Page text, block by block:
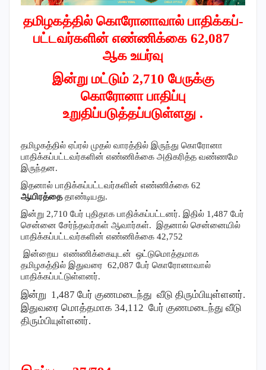
தமிழகத்தில் கொரோனாவால் பாதிக்கப்-
பட்டவர்களின் எண்ணிக்கை 62,087
ஆக உயர்வு
இன்று மட்டும் 2,710 பேருக்கு
கொரோனா பாதிப்பு
உறுதிப்படுத்தப்படுள்ளது .
தமிழகத்தில் ஏப்ரல் முதல் வாரத்தில் இருந்து கொரோனா
பாதிக்கப்பட்டவர்களின் எண்ணிக்கை அதிகரித்த வண்ணமே
இருந்தன.
இதனால் பாதிக்கப்பட்டவர்களின் எண்ணிக்கை 62
ஆயிரத்தைதாண்டியது.
இன்று 2,710 பேர் புதிதாக பாதிக்கப்பட்டனர். இதில் 1,487 பேர்
சென்னை சேர்ந்தவர்கள் ஆவார்கள். இதனால் சென்னையில்
பாதிக்கப்பட்டவர்களின் எண்ணிக்கை 42,752
இன்றைய எண்ணிக்கையுடன் ஒட்டுமொத்தமாக
தமிழகத்தில் இதுவரை 62,087 பேர் கொரோனாவால்
பாதிக்கப்பட்டுள்ளனர்.
இன்று 1,487 பேர் குணமடைந்து வீடு திரும்பியுள்ளனர்.
இதுவரை மொத்தமாக 34,112 பேர் குணமடைந்து வீடு
திரும்பியுள்ளனர்.